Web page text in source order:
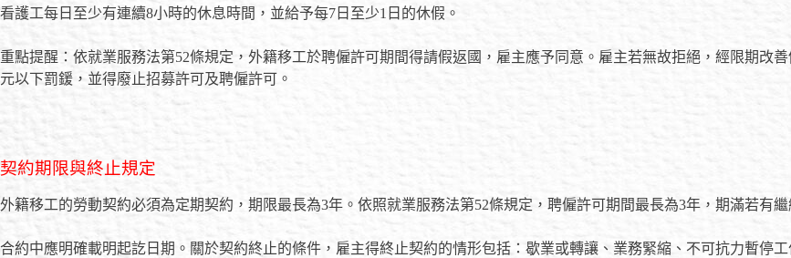
看護工每日至少有連續8小時的休息時間，並給予每7日至少1日的休假。
重點提醒：依就業服務法第52條規定，外籍移工於聘僱許可期間得請假返國，雇主應予同意。雇主若無故拒絕，經限期改
元以下罰鍰，並得廢止招募許可及聘僱許可。
契約期限與終止規定
外籍移工的勞動契約必須為定期契約，期限最長為3年。依照就業服務法第52條規定，聘僱許可期間最長為3年，期滿若有
合約中應明確載明起訖日期。關於契約終止的條件，雇主得終止契約的情形包括：歇業或轉讓、業務緊縮、不可抗力暫停